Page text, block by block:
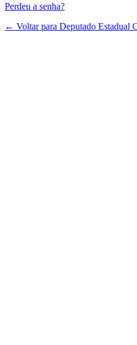
Perdeu a senha?
← Voltar para Deputado Estadual